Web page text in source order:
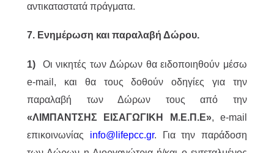
αντικαταστατά πράγματα.
7. Ενημέρωση και παραλαβή Δώρου.
1) Οι νικητές των Δώρων θα ειδοποιηθούν μέσω
e-mail, και θα τους δοθούν οδηγίες για την
παραλαβή των Δώρων τους από την
«ΛΙΜΠΑΝΤΣΗΣ ΕΙΣΑΓΩΓΙΚΗ Μ.Ε.Π.Ε», e-mail
επικοινωνίας info@lifepcc.gr. Για την παράδοση